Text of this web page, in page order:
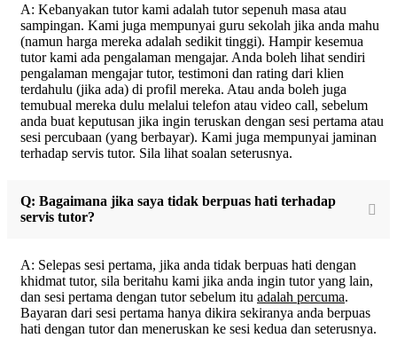
A: Kebanyakan tutor kami adalah tutor sepenuh masa atau
sampingan. Kami juga mempunyai guru sekolah jika anda mahu
(namun harga mereka adalah sedikit tinggi). Hampir kesemua
tutor kami ada pengalaman mengajar. Anda boleh lihat sendiri
pengalaman mengajar tutor, testimoni dan rating dari klien
terdahulu (jika ada) di profil mereka. Atau anda boleh juga
temubual mereka dulu melalui telefon atau video call, sebelum
anda buat keputusan jika ingin teruskan dengan sesi pertama atau
sesi percubaan (yang berbayar). Kami juga mempunyai jaminan
terhadap servis tutor. Sila lihat soalan seterusnya.
Q: Bagaimana jika saya tidak berpuas hati terhadap
servis tutor?
A: Selepas sesi pertama, jika anda tidak berpuas hati dengan
khidmat tutor, sila beritahu kami jika anda ingin tutor yang lain,
dan sesi pertama dengan tutor sebelum itu adalah percuma.
Bayaran dari sesi pertama hanya dikira sekiranya anda berpuas
hati dengan tutor dan meneruskan ke sesi kedua dan seterusnya.